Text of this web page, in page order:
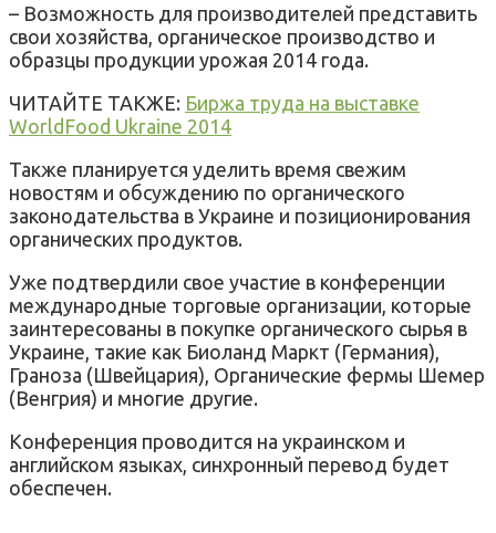
– Возможность для производителей представить
свои хозяйства, органическое производство и
образцы продукции урожая 2014 года.
ЧИТАЙТЕ ТАКЖЕ: Биржа труда на выставке
WorldFood Ukraine 2014
Также планируется уделить время свежим
новостям и обсуждению по органического
законодательства в Украине и позиционирования
органических продуктов.
Уже подтвердили свое участие в конференции
международные торговые организации, которые
заинтересованы в покупке органического сырья в
Украине, такие как Биоланд Маркт (Германия),
Граноза (Швейцария), Органические фермы Шемер
(Венгрия) и многие другие.
Конференция проводится на украинском и
английском языках, синхронный перевод будет
обеспечен.